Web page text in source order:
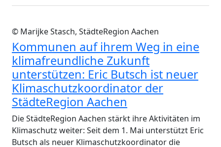
© Marijke Stasch, StädteRegion Aachen
Kommunen auf ihrem Weg in eine
klimafreundliche Zukunft
unterstützen: Eric Butsch ist neuer
Klimaschutzkoordinator der
StädteRegion Aachen
Die StädteRegion Aachen stärkt ihre Aktivitäten im
Klimaschutz weiter: Seit dem 1. Mai unterstützt Eric
Butsch als neuer Klimaschutzkoordinator die